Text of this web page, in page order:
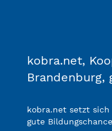
kobra.net,
Brandenburg,
kobra.net setzt
gute